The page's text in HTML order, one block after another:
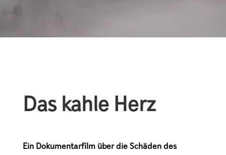
Das kahle Herz
Ein Dokumentarfilm über die Schäden des